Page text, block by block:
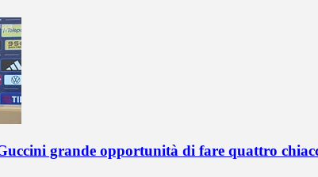
grande opportunità di fare quattro